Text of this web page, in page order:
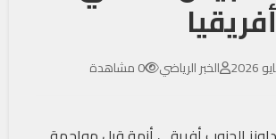
الخبر الرياضي 0 مشاهدة